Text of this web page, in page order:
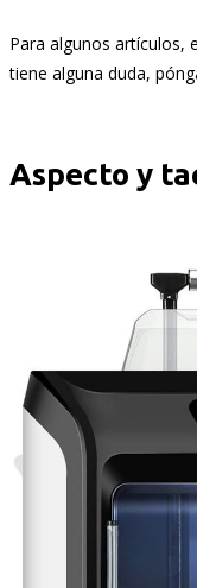
Para algunos artículos,
tiene alguna duda,
Aspecto y